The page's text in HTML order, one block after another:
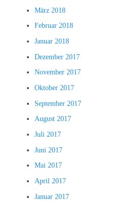
März 2018
Februar 2018
Januar 2018
Dezember 2017
November 2017
Oktober 2017
September 2017
August 2017
Juli 2017
Juni 2017
Mai 2017
April 2017
Januar 2017